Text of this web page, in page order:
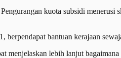
kuota subsidi menerusi
berpendapat bantuan kerajaan
menjelaskan lebih lanjut